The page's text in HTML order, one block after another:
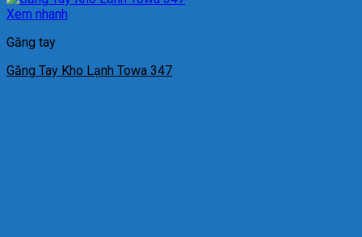
Xem nhanh
Găng tay
Găng Tay Kho Lạnh Towa 347